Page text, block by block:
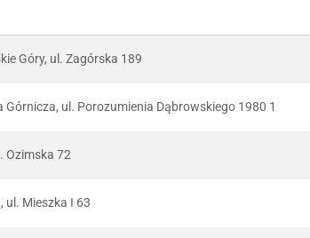
Góry, ul. Zagórska 189
Górnicza, ul. Porozumienia Dąbrowskiego 1980 1
Ozimska 72
ul. Mieszka I 63